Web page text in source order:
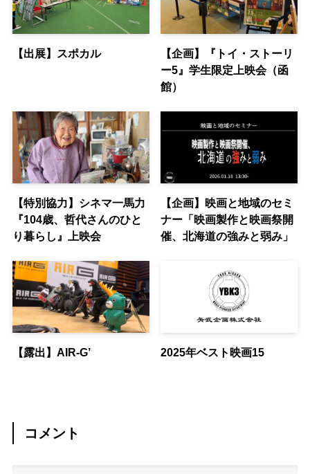
【出展】スポカル
【企画】『トイ・ストーリ
ー5』学生限定上映会（函
館）
【特別協力】シネマ一馬力
『104歳、哲代さんのひと
り暮らし』上映会
【企画】映画と地域のセミ
ナー「映画製作と映画祭開
催、北海道の強みと弱み」
【露出】AIR-G’ 2025年ベスト映画15
コメント